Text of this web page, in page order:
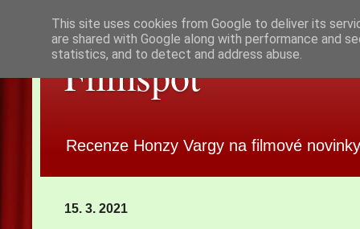
Filmspot
Recenze Honzy Vargy na filmové
15. 3. 2021
This site uses cookies from Google to deliver its
are shared with Google along with performance and
statistics, and to detect and address abuse.